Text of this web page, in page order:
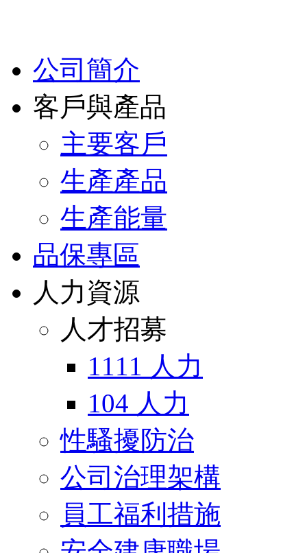
公司簡介
客戶與產品
主要客戶
生產產品
生產能量
品保專區
人力資源
人才招募
1111 人力
104 人力
性騷擾防治
公司治理架構
員工福利措施